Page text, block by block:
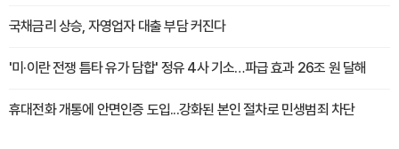
국채금리 상승, 자영업자 대출 부담 커진다
'미·이란 전쟁 틈타 유가 담합' 정유 4사 기소…파급 효과 26조 원 달해
휴대전화 개통에 안면인증 도입...강화된 본인 절차로 민생범죄 차단